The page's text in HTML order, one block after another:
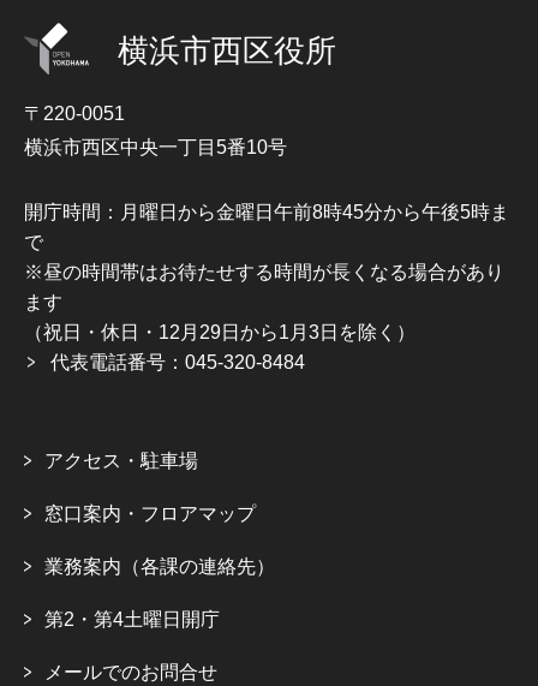
横浜市西区役所
〒220-0051
横浜市西区中央一丁目5番10号
開庁時間：月曜日から金曜日午前8時45分から午後5時ま
で
※昼の時間帯はお待たせする時間が長くなる場合があり
ます
（祝日・休日・12月29日から1月3日を除く）
代表電話番号：045-320-8484
アクセス・駐車場
窓口案内・フロアマップ
業務案内（各課の連絡先）
第2・第4土曜日開庁
メールでのお問合せ